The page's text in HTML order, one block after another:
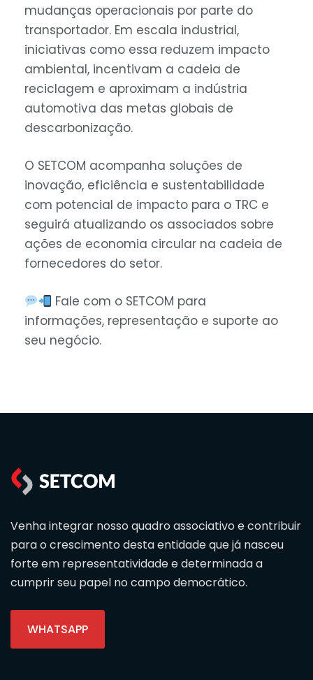
mudanças operacionais por parte do
transportador. Em escala industrial,
iniciativas como essa reduzem impacto
ambiental, incentivam a cadeia de
reciclagem e aproximam a indústria
automotiva das metas globais de
descarbonização.
O SETCOM acompanha soluções de
inovação, eficiência e sustentabilidade
com potencial de impacto para o TRC e
seguirá atualizando os associados sobre
ações de economia circular na cadeia de
fornecedores do setor.
Fale com o SETCOM para
informações, representação e suporte ao
seu negócio.
Venha integrar nosso quadro associativo e contribuir
para o crescimento desta entidade que já nasceu
forte em representatividade e determinada a
cumprir seu papel no campo democrático.
WHATSAPP